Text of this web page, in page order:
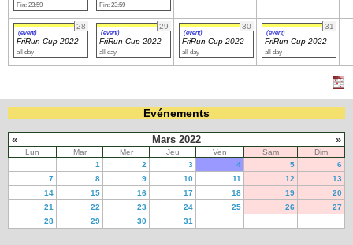
Fin: 23:59 Fin: 23:59
28
(event)
FriRun Cup 2022
all day
29
(event)
FriRun Cup 2022
all day
30
(event)
FriRun Cup 2022
all day
31
(event)
FriRun Cup 2022
all day
Evénements
« Mars 2022 »
Lun Mar Mer Jeu Ven Sam
Dim
1
2 3 4 5
6
7
8 9 10 11 12
13
14
15 16 17 18 19
20
21
22 23 24 25 26
27
28
29 30 31